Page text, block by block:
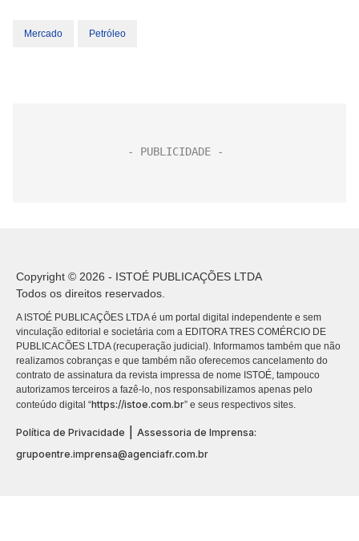
Mercado Petróleo
Copyright © 2026 - ISTOÉ PUBLICAÇÕES LTDA
Todos os direitos reservados.
A ISTOÉ PUBLICAÇÕES LTDA é um portal digital independente e sem
vinculação editorial e societária com a EDITORA TRES COMÉRCIO DE
PUBLICACÕES LTDA (recuperação judicial). Informamos também que não
realizamos cobranças e que também não oferecemos cancelamento do
contrato de assinatura da revista impressa de nome ISTOÉ, tampouco
autorizamos terceiros a fazê-lo, nos responsabilizamos apenas pelo
conteúdo digital “https://istoe.com.br” e seus respectivos sites.
Política de Privacidade
Assessoria de Imprensa:
grupoentre.imprensa@agenciafr.com.br